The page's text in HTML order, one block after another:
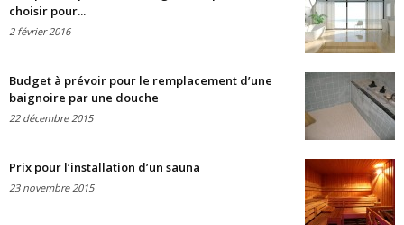
choisir pour...
2 février 2016
Budget à prévoir pour le remplacement d’une
baignoire par une douche
22 décembre 2015
Prix pour l’installation d’un sauna
23 novembre 2015